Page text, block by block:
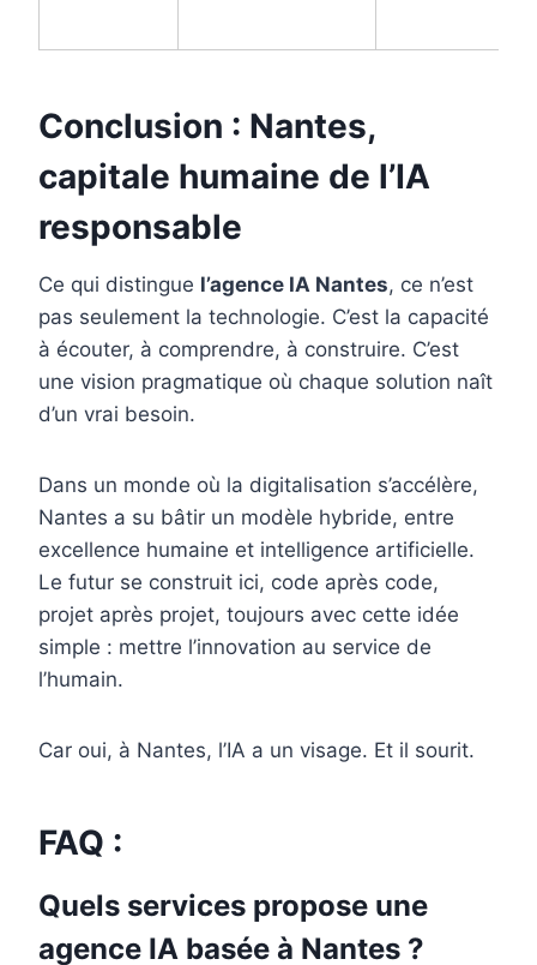
Conclusion : Nantes,
capitale humaine de l’IA
responsable
Ce qui distingue l’agence IA Nantes, ce n’est
pas seulement la technologie. C’est la capacité
à écouter, à comprendre, à construire. C’est
une vision pragmatique où chaque solution naît
d’un vrai besoin.
Dans un monde où la digitalisation s’accélère,
Nantes a su bâtir un modèle hybride, entre
excellence humaine et intelligence artificielle.
Le futur se construit ici, code après code,
projet après projet, toujours avec cette idée
simple : mettre l’innovation au service de
l’humain.
Car oui, à Nantes, l’IA a un visage. Et il sourit.
FAQ :
Quels services propose une
agence IA basée à Nantes ?